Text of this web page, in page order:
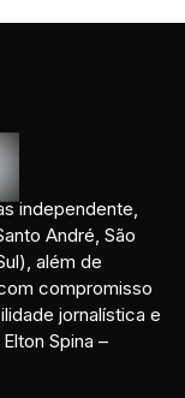
independente,
André, São
além de
compromisso
jornalística e
Spina –